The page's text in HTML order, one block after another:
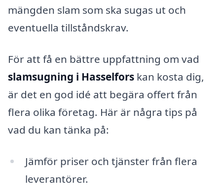
mängden slam som ska sugas ut och
eventuella tillståndskrav.
För att få en bättre uppfattning om vad
slamsugning i Hasselfors kan kosta dig,
är det en god idé att begära offert från
flera olika företag. Här är några tips på
vad du kan tänka på:
Jämför priser och tjänster från flera
leverantörer.